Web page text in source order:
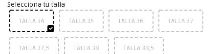
Selecciona tu talla
TALLA 34
TALLA 35 TALLA 36 TALLA 37
TALLA 37,5 TALLA 38 TALLA 38,5